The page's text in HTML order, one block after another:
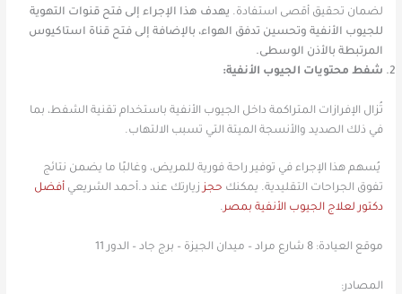
لضمان تحقيق أقصى استفادة. يهدف هذا الإجراء إلى فتح قنوات التهوية
للجيوب الأنفية وتحسين تدفق الهواء، بالإضافة إلى فتح قناة استاكيوس
المرتبطة بالأذن الوسطى.
شفط محتويات الجيوب الأنفية:
تُزال الإفرازات المتراكمة داخل الجيوب الأنفية باستخدام تقنية الشفط، بما
في ذلك الصديد والأنسجة الميتة التي تسبب الالتهاب.
يُسهم هذا الإجراء في توفير راحة فورية للمريض، وغالبًا ما يضمن نتائج
تفوق الجراحات التقليدية. يمكنك حجززيارتك عند د.أحمد الشريعي أفضل
دكتور لعلاج الجيوب الأنفية بمصر.
موقع العيادة:8 شارع مراد – ميدان الجيزة – برج جاد – الدور 11
المصادر: